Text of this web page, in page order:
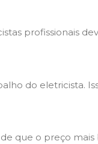
profissionais
do eletricista.
que o preço